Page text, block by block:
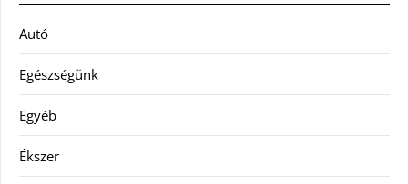
Autó
Egészségünk
Egyéb
Ékszer